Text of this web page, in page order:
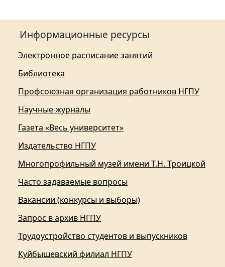
Информационные ресурсы
Электронное расписание занятий
Библиотека
Профсоюзная организация работников НГПУ
Научные журналы
Газета «Весь университет»
Издательство НГПУ
Многопрофильный музей имени Т.Н. Троицкой
Часто задаваемые вопросы
Вакансии (конкурсы и выборы)
Запрос в архив НГПУ
Трудоустройство студентов и выпускников
Куйбышевский филиал НГПУ